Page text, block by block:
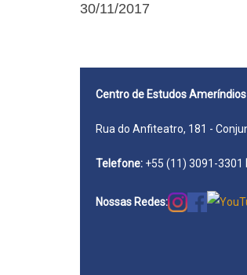
30/11/2017
Centro de Estudos Ameríndios
Rua do Anfiteatro, 181 -
Telefone: +55 (11) 3091-3301
Nossas Redes: